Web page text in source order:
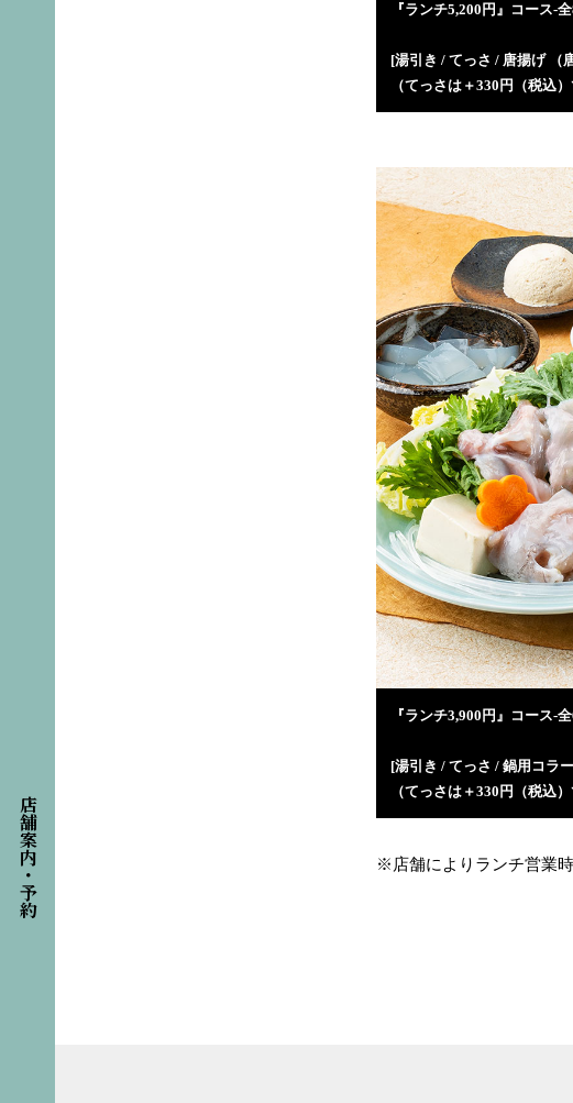
店舗案内・予約
『ランチ5,200円』コース-
[湯引き / てっさ / 唐揚げ （
（てっさは＋330円（税込
『ランチ3,900円』コース-
[湯引き / てっさ / 鍋用コラ
（てっさは＋330円（税込
※店舗によりランチ営業